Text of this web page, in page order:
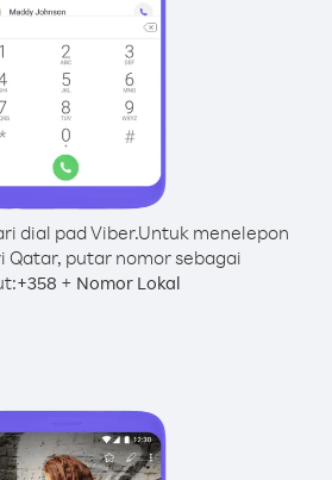
dial pad Viber.Untuk menelepon
Qatar, putar nomor sebagai
+358 + Nomor Lokal